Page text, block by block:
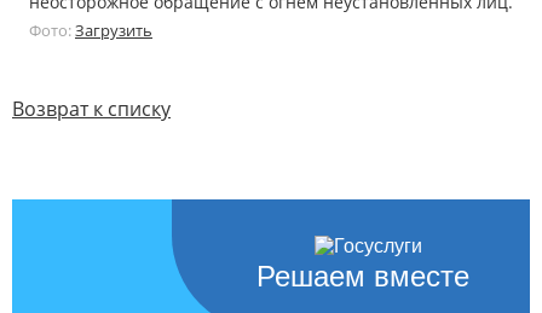
Фото:Загрузить
Возврат к списку
Решаем вместе